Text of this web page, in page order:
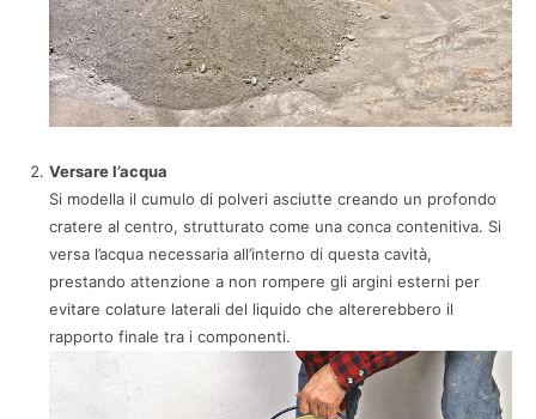
Versare l’acqua
Si modella il cumulo di polveri asciutte creando un profondo
cratere al centro, strutturato come una conca contenitiva. Si
versa l’acqua necessaria all’interno di questa cavità,
prestando attenzione a non rompere gli argini esterni per
evitare colature laterali del liquido che altererebbero il
rapporto finale tra i componenti.